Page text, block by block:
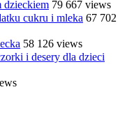
dzieckiem 79 667 views
cukru i mleka 67 702
58 126 views
i desery dla dzieci